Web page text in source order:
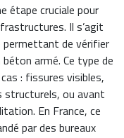
étape cruciale pour
Il s’agit
permettant de vérifier
armé. Ce type de
: fissures visibles,
structurels, ou avant
En France, ce
par des bureaux